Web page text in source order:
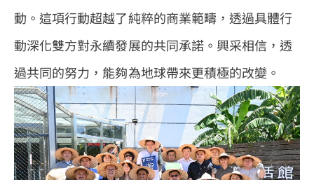
動。這項行動超越了純粹的商業範疇，透過具體行
動深化雙方對永續發展的共同承諾。興采相信，透
過共同的努力，能夠為地球帶來更積極的改變。